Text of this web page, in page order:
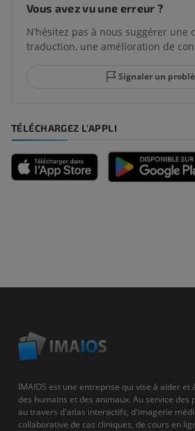
Vous avez vu une erreur ?
N’hésitez pas à nous suggérer une
traduction, une amélioration de
Signaler un
TÉLÉCHARGEZ L'APPLI
IMAIOS est une entreprise qui vise à aider et
des humains et des animaux. Au service des
au travers d'atlas interactifs, d'imagerie
collaborative de cas cliniques, de cours en